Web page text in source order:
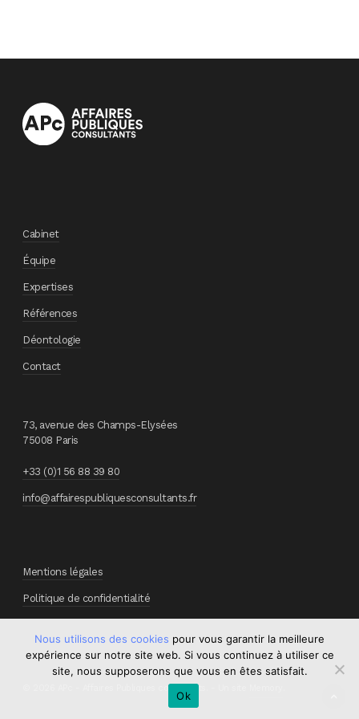
Cabinet
Équipe
Expertises
Références
Déontologie
Contact
73, avenue des Champs-Elysées
75008 Paris
+33 (0)1 56 88 39 80
info@affairespubliquesconsultants.fr
Mentions légales
Politique de confidentialité
© 2026 APc - Affaires Publiques consultants. - Un site
Nous utilisons des cookies pour vous garantir la meilleure
expérience sur notre site web. Si vous continuez à utiliser ce
site, nous supposerons que vous en êtes satisfait.
Ok